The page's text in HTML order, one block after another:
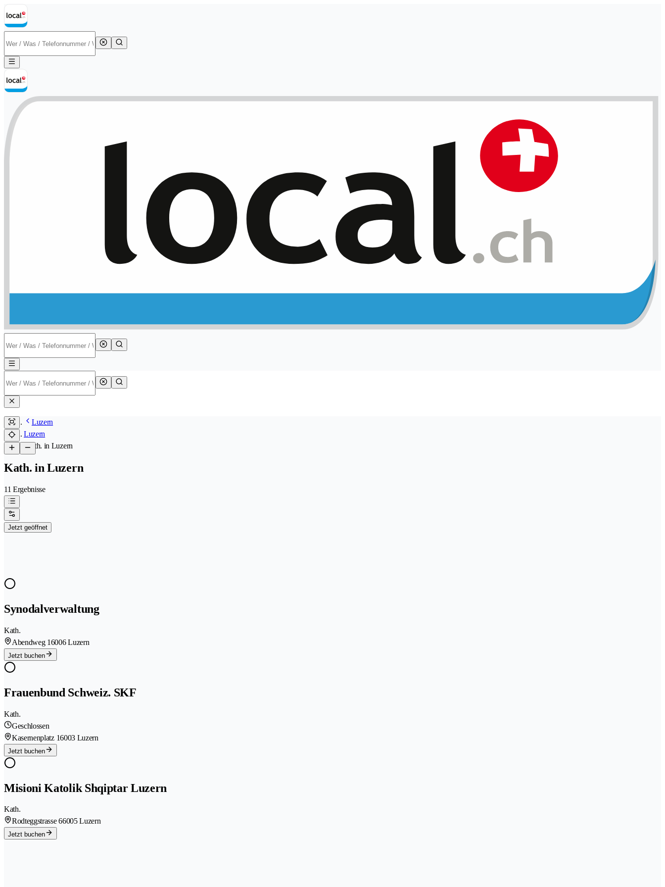
Luzern
Luzern
/Kath. in Luzern
Kath. in Luzern
11 Ergebnisse
Jetzt geöffnet
Synodalverwaltung
Kath.
Abendweg 16006 Luzern
Jetzt buchen
Frauenbund Schweiz. SKF
Kath.
Geschlossen
Kasernenplatz 16003 Luzern
Jetzt buchen
Misioni Katolik Shqiptar Luzern
Kath.
Rodteggstrasse 66005 Luzern
Jetzt buchen